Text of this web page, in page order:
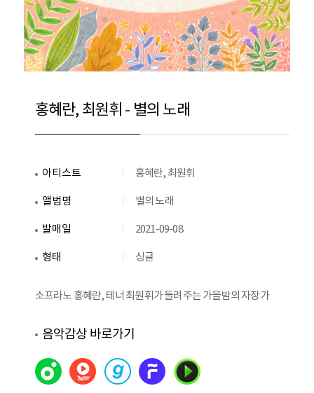
홍혜란, 최원휘 - 별의 노래
아티스트 홍혜란, 최원휘
앨범명 별의 노래
발매일 2021-09-08
형태 싱글
소프라노 홍혜란, 테너 최원휘가 들려주는 가을밤의 자장가
음악감상 바로가기